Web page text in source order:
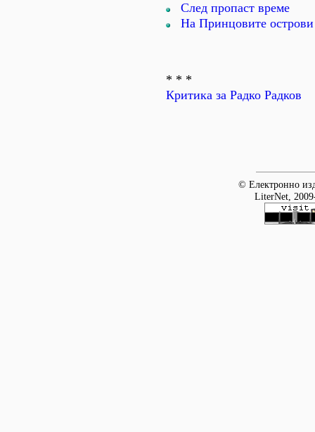
След пропаст време
На Принцовите острови
* * *
Критика за Радко Радков
© Електронно
LiterNet,